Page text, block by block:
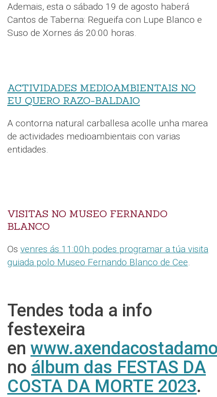
Ademais, esta o sábado 19 de agosto haberá
Cantos de Taberna: Regueifa con Lupe Blanco e
Suso de Xornes ás 20:00 horas.
ACTIVIDADES MEDIOAMBIENTAIS NO
EU QUERO RAZO-BALDAIO
A contorna natural carballesa acolle unha marea
de actividades medioambientais con varias
entidades.
VISITAS NO MUSEO FERNANDO
BLANCO
Os venres ás 11:00h podes programar a túa visita
guiada polo Museo Fernando Blanco de Cee.
Tendes toda a info
festexeira
en
no álbum das FESTAS DA
COSTA DA MORTE 2023.